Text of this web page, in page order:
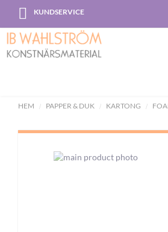
KUNDSERVICESkip
Content
HEM PAPPER & DUK KARTONG